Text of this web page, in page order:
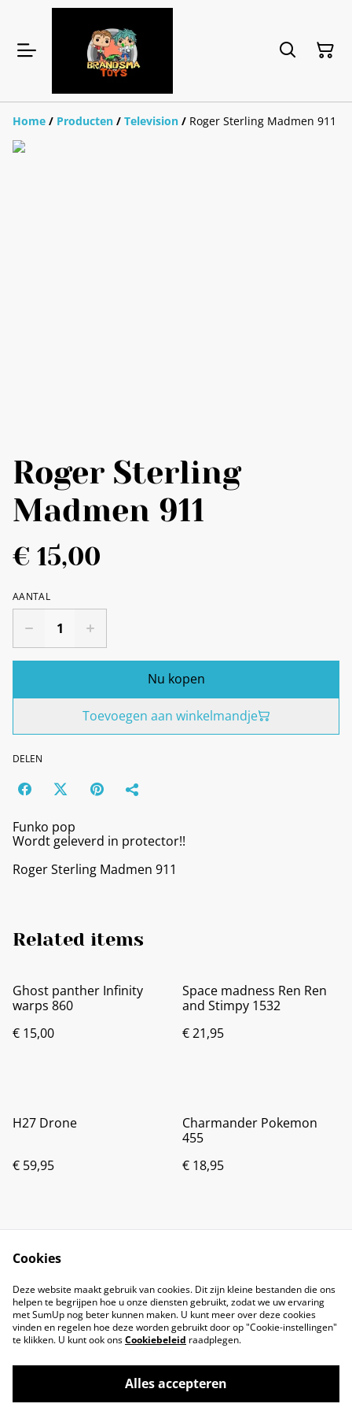
Home / Producten / Television / Roger Sterling Madmen 911
Roger Sterling
Madmen 911
€ 15,00
AANTAL
Nu kopen
Toevoegen aan winkelmandje
DELEN
Funko pop
Wordt geleverd in protector!!
Roger Sterling Madmen 911
Related items
Ghost panther Infinity
warps 860
€ 15,00
Space madness Ren Ren
and Stimpy 1532
€ 21,95
H27 Drone
€ 59,95
Charmander Pokemon
455
€ 18,95
©2026Brandsma Toys
Cookies
Deze website maakt gebruik van cookies. Dit zijn kleine bestanden die ons
helpen te begrijpen hoe u onze diensten gebruikt, zodat we uw ervaring
met SumUp nog beter kunnen maken. U kunt meer over deze cookies
vinden en regelen hoe deze worden gebruikt door op "Cookie-instellingen"
te klikken. U kunt ook onsCookiebeleid raadplegen.
Alles accepteren